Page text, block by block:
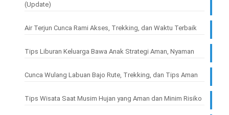
(Update)
Air Terjun Cunca Rami Akses, Trekking, dan Waktu Terbaik
Tips Liburan Keluarga Bawa Anak Strategi Aman, Nyaman
Cunca Wulang Labuan Bajo Rute, Trekking, dan Tips Aman
Tips Wisata Saat Musim Hujan yang Aman dan Minim Risiko